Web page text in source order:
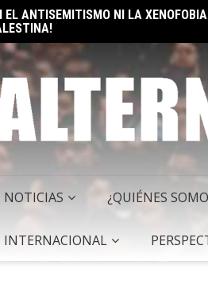
MUSK: UN BILLÓN Y UNO
NOTICIAS ¿QUIÉNES
INTERNACIONAL